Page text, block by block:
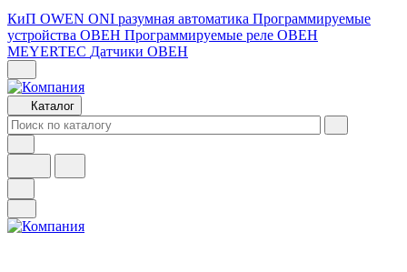
КиП OWEN ONI разумная автоматика Программируемые
устройства ОВЕН Программируемые реле ОВЕН
MEYERTEC Датчики ОВЕН
Каталог